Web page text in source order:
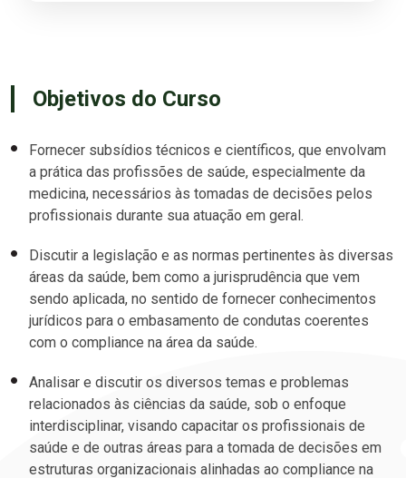
Objetivos do Curso
Fornecer subsídios técnicos e científicos, que envolvam
a prática das profissões de saúde, especialmente da
medicina, necessários às tomadas de decisões pelos
profissionais durante sua atuação em geral.
Discutir a legislação e as normas pertinentes às diversas
áreas da saúde, bem como a jurisprudência que vem
sendo aplicada, no sentido de fornecer conhecimentos
jurídicos para o embasamento de condutas coerentes
com o compliance na área da saúde.
Analisar e discutir os diversos temas e problemas
relacionados às ciências da saúde, sob o enfoque
interdisciplinar, visando capacitar os profissionais de
saúde e de outras áreas para a tomada de decisões em
estruturas organizacionais alinhadas ao compliance na